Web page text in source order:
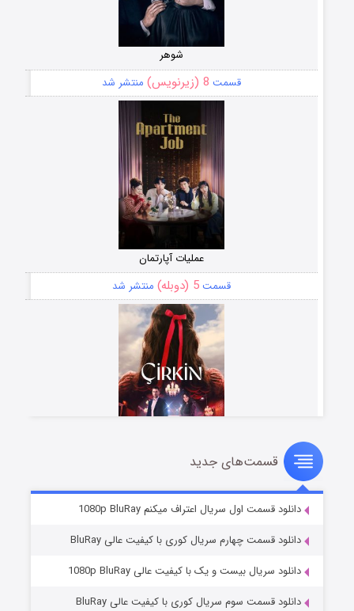
شوهر
قسمت 8 (زیرنویس) منتشر شد
عملیات آپارتمان
قسمت5 (دوبله) منتشر شد
سریال زشت
قسمت2 (زیرنویس) منتشر شد
قسمت‌های جدید
دانلود قسمت اول سریال اعتراف میکنم 1080p BluRay
دانلود قسمت چهارم سریال کوری با کیفیت عالی BluRay
دانلود سریال بیست و یک با کیفیت عالی 1080p BluRay
دانلود قسمت سوم سریال کوری با کیفیت عالی BluRay